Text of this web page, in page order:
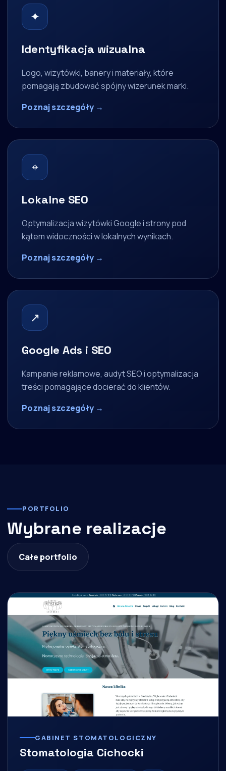
✦
Identyfikacja wizualna
Logo, wizytówki, banery i materiały, które
pomagają zbudować spójny wizerunek marki.
Poznaj szczegóły →
⌖
Lokalne SEO
Optymalizacja wizytówki Google i strony pod
kątem widoczności w lokalnych wynikach.
Poznaj szczegóły →
↗
Google Ads i SEO
Kampanie reklamowe, audyt SEO i optymalizacja
treści pomagające docierać do klientów.
Poznaj szczegóły →
PORTFOLIO
Wybrane realizacje
Całe portfolio
GABINET STOMATOLOGICZNY
Stomatologia Cichocki